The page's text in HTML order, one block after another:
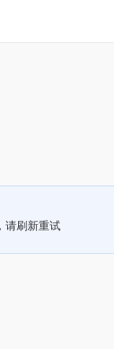
请刷新重试